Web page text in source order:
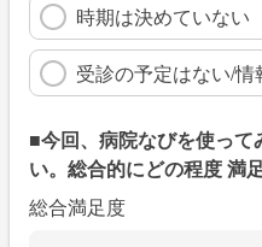
時期は決めていない
受診の予定はない/情
■今回、病院なびを使っ
い。総合的にどの程度 満
総合満足度